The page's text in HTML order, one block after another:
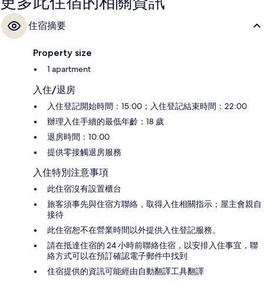
住宿摘要
Property size
1 apartment
入住/退房
入住登記開始時間：15:00；入住登記結束時間：22:00
辦理入住手續的最低年齡：18 歲
退房時間：10:00
提供零接觸退房服務
入住特別注意事項
此住宿沒有設置櫃台
旅客須事先與住宿方聯絡，取得入住相關指示；屋主會親自
接待
此住宿恕不在營業時間以外提供入住登記服務。
請在抵達住宿的 24 小時前聯絡住宿，以安排入住事宜，聯
絡方式可以在預訂確認電子郵件中找到
住宿提供的資訊可能經由自動翻譯工具翻譯